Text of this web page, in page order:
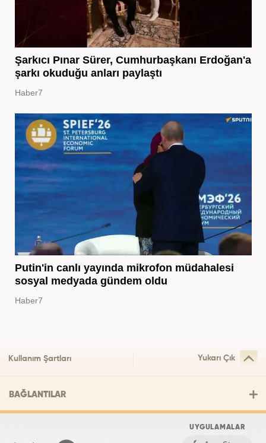
Şarkıcı Pınar Sürer, Cumhurbaşkanı Erdoğan'a
şarkı okuduğu anları paylaştı
Haber7
Putin'in canlı yayında mikrofon müdahalesi
sosyal medyada gündem oldu
Haber7
Kullanım Şartları Yukarı Çık
BAĞLANTILAR
UYGULAMALAR